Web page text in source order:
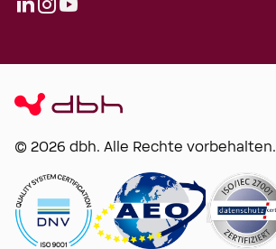
© 2026 dbh. Alle Rechte vorbehalten.